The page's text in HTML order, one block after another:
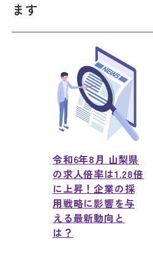
ます
令和6年8月 山梨県
の求人倍率は1.28倍
に上昇！企業の採
用戦略に影響を与
える最新動向と
は？